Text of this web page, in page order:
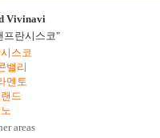
Vivinavi
프란시스코"
스코
밸리
멘토
드
areas